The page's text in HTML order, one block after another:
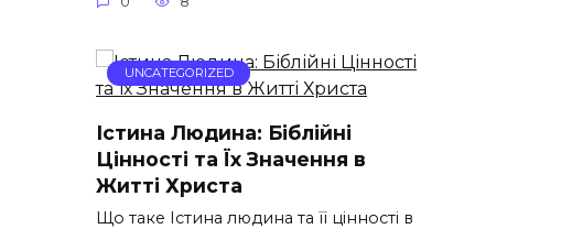
UNCATEGORIZED
Істина Людина: Біблійні
Цінності та Їх Значення в
Житті Христа
Що таке Істина людина та її цінності в